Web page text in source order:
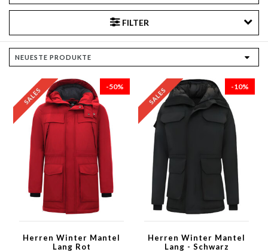
FILTER
-50%
Herren Winter Mantel
Lang Rot
-10%
Herren Winter Mantel
Lang - Schwarz